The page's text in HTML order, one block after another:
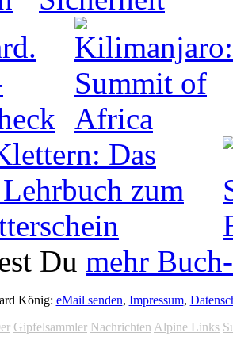
Du mehr
König: eMail senden, Impressum,
Gipfelsammler Nachrichten Alpine Links